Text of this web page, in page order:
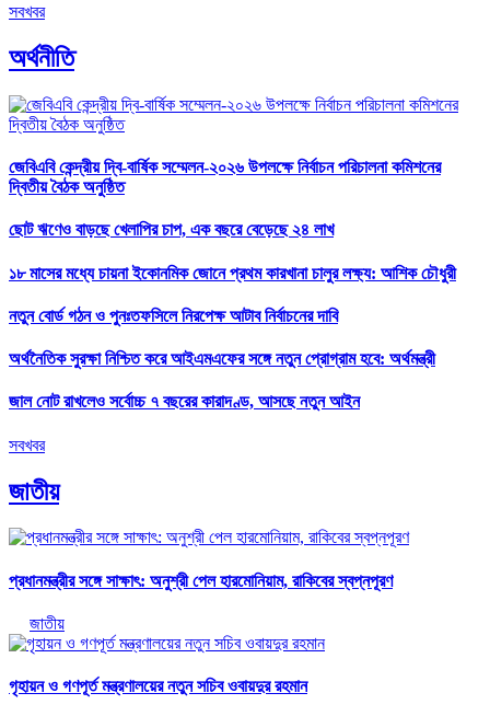
সবখবর
অর্থনীতি
জেবিএবি কেন্দ্রীয় দ্বি-বার্ষিক সম্মেলন-২০২৬ উপলক্ষে নির্বাচন পরিচালনা কমিশনের
দ্বিতীয় বৈঠক অনুষ্ঠিত
ছোট ঋণেও বাড়ছে খেলাপির চাপ, এক বছরে বেড়েছে ২৪ লাখ
১৮ মাসের মধ্যে চায়না ইকোনমিক জোনে প্রথম কারখানা চালুর লক্ষ্য: আশিক চৌধুরী
নতুন বোর্ড গঠন ও পুনঃতফসিলে নিরপেক্ষ আটাব নির্বাচনের দাবি
অর্থনৈতিক সুরক্ষা নিশ্চিত করে আইএমএফের সঙ্গে নতুন প্রোগ্রাম হবে: অর্থমন্ত্রী
জাল নোট রাখলেও সর্বোচ্চ ৭ বছরের কারাদণ্ড, আসছে নতুন আইন
সবখবর
জাতীয়
প্রধানমন্ত্রীর সঙ্গে সাক্ষাৎ: অনুশ্রী পেল হারমোনিয়াম, রাকিবের স্বপ্নপূরণ
জাতীয়
গৃহায়ন ও গণপূর্ত মন্ত্রণালয়ের নতুন সচিব ওবায়দুর রহমান